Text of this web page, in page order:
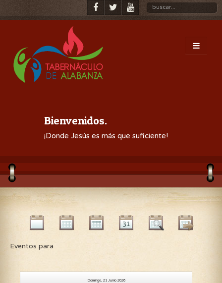
Bienvenidos.
¡Donde Jesús es más que suficiente!
Eventos para
Domingo, 21 Junio 2026